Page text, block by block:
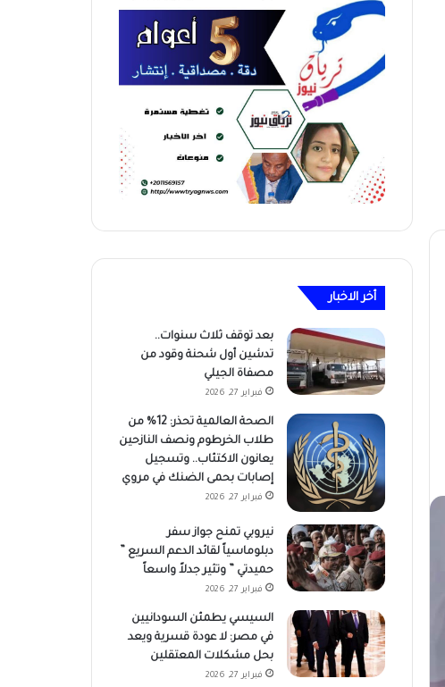
أخر الاخبار
بعد توقف ثلاث سنوات..
تدشين أول شحنة وقود من
مصفاة الجيلي
فبراير 27, 2026
الصحة العالمية تحذر: 12% من
طلاب الخرطوم ونصف النازحين
يعانون الاكتئاب.. وتسجيل
إصابات بحمى الضنك في مروي
فبراير 27, 2026
نيروبي تمنح جواز سفر
دبلوماسياً لقائد الدعم السريع ”
حميدتي ” وتثير جدلاً واسعاً
فبراير 27, 2026
السيسي يطمئن السودانيين
في مصر: لا عودة قسرية ويعد
بحل مشكلات المعتقلين
فبراير 27, 2026